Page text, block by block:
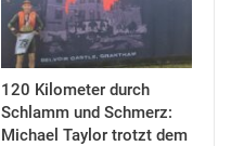
120 Kilometer durch
Schlamm und Schmerz:
Michael Taylor trotzt dem